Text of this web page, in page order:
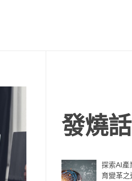
發燒
探索AI產
育變革之